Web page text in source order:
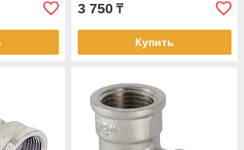
3 750 ₸
Купить